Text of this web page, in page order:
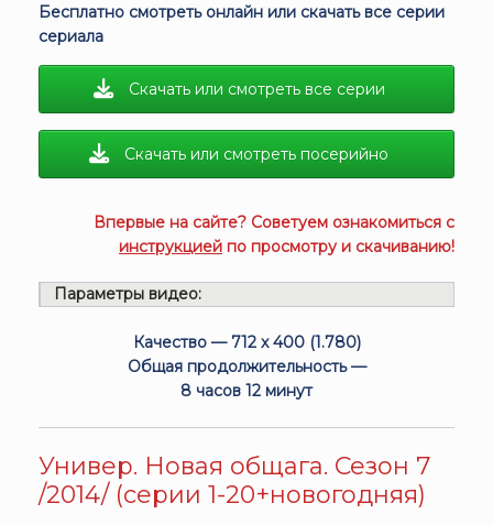
Бесплатно смотреть онлайн или скачать все серии
сериала
Скачать или смотреть все серии
Скачать или смотреть посерийно
Впервые на сайте? Советуем ознакомиться с
инструкцией по просмотру и скачиванию!
Параметры видео:
Качество — 712 x 400 (1.780)
Общая продолжительность —
8 часов 12 минут
Универ. Новая общага. Сезон 7
/2014/ (серии 1-20+новогодняя)